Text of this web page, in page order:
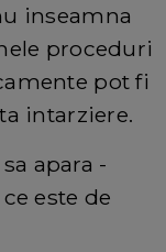
inseamna
proceduri
pot fi
intarziere.
apara -
este de